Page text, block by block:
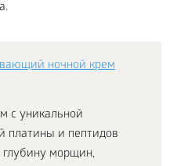
ночной крем
с уникальной
платины и пептидов
морщин,